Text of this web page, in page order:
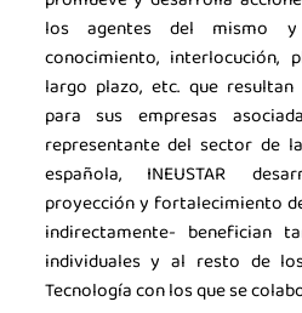
los agentes del mismo
conocimiento, interlocución,
largo plazo, etc. que
para sus empresas
representante del sector de
española, INEUSTAR
proyección y fortalecimiento
indirectamente- benefician
individuales y al resto de
Tecnología con los que se